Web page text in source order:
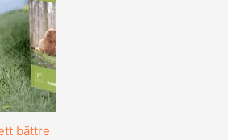
bättre